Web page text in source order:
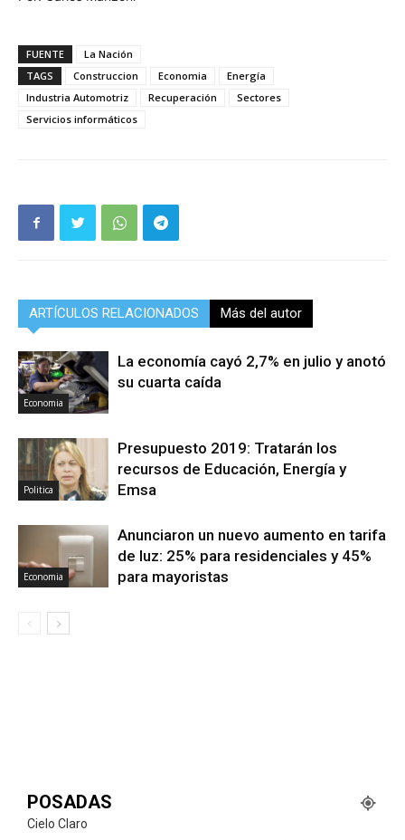
FUENTE
La Nación
TAGS
Construccion Economia
Energía
Industria Automotriz
Recuperación
Sectores
Servicios informáticos
ARTÍCULOS RELACIONADOS Más del autor
Economia
La economía cayó 2,7% en julio y anotó
su cuarta caída
Politica
Presupuesto 2019: Tratarán los
recursos de Educación, Energía y
Emsa
Economia
Anunciaron un nuevo aumento en tarifa
de luz: 25% para residenciales y 45%
para mayoristas
POSADAS
Cielo Claro